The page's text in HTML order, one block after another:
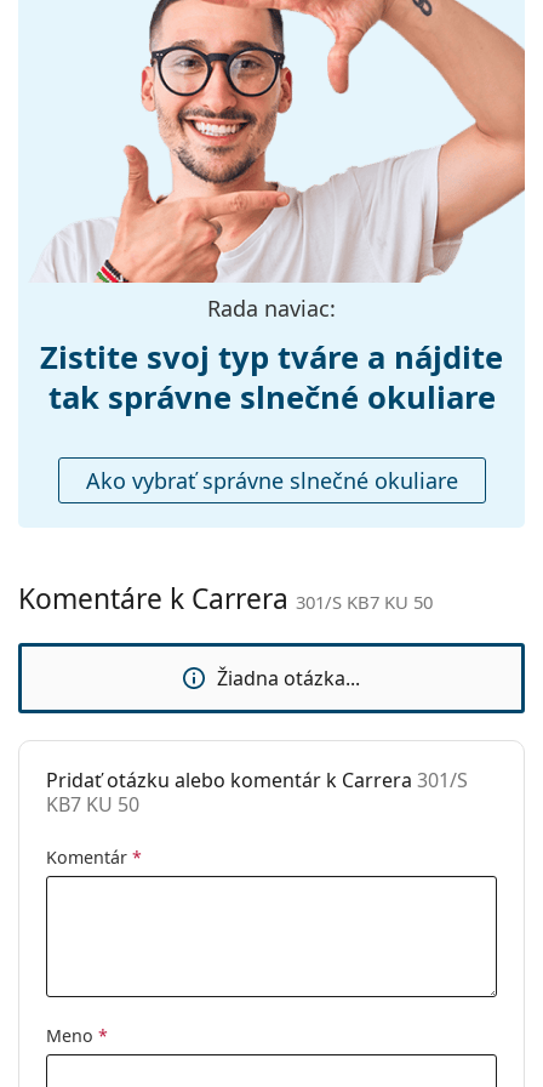
Materiál rámov:
Plast
M
136 mm
Dĺžka stranice:
145 mm
Šírka mostíka:
23 mm
Hmotnosť:
150 g
Nie
Flexi pánt:
Nie
Príslušenstvo
handrička:
Ostatné
Kategória:
Slnečné okuliare
Značka:
Carrera
Kód:
301/S KB7 KU 50
Rada naviac:
Zistite svoj typ tváre a nájdite
tak správne slnečné okuliare
Ako vybrať správne slnečné okuliare
Komentáre k Carrera 301/S KB7 KU 50
Žiadna otázka...
Pridať otázku alebo komentár k Carrera 301/S
KB7 KU 50
Komentár *
Meno *